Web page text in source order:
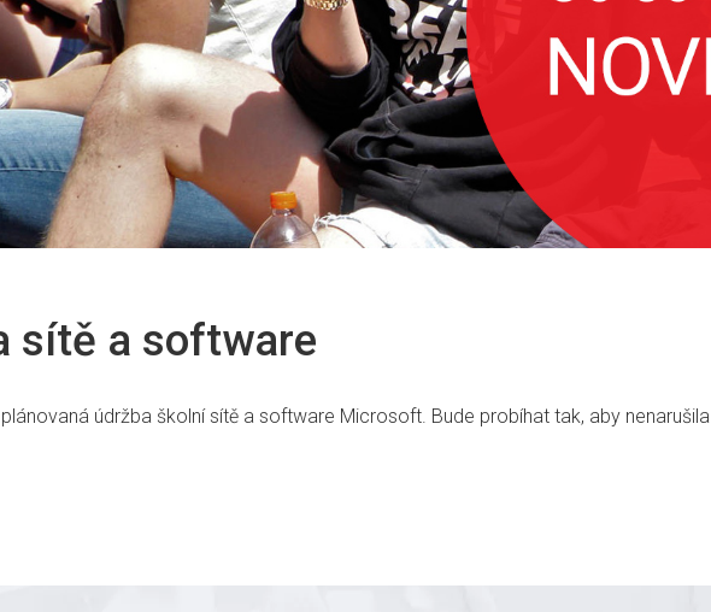
sítě a software
údržba školní sítě a software Microsoft. Bude probíhat tak, aby